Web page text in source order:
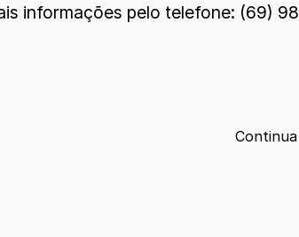
informações pelo telefone: (69)